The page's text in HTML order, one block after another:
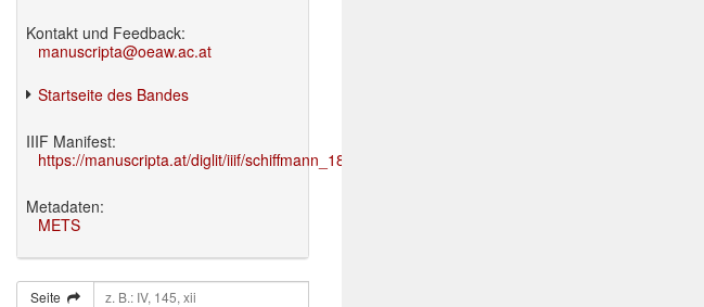
Kontakt und Feedback:
manuscripta@oeaw.ac.at
Startseite des Bandes
IIIF Manifest:
https://manuscripta.at/diglit/iiif/schiffmann_1895/manifest.json
Metadaten:
METS
Seite